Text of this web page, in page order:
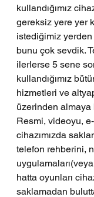
kullandığımız
gereksiz yere yer
istediğimiz
bunu çok sevdik.
ilerlerse 5 sene
kullandığımız
hizmetleri ve
üzerinden almaya
Resmi, videoyu,
cihazımızda
telefon rehberini,
hatta oyunları
saklamadan